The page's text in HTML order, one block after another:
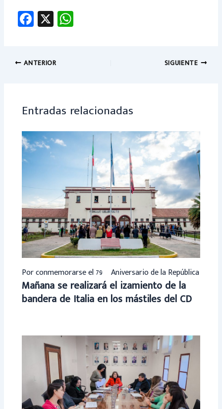
Fa
ce
o
X
ANTERIOR SIGUIENTE
Entradas relacionadas
Por conmemorarse el 79º Aniversario de la República
Mañana se realizará el izamiento de la
bandera de Italia en los mástiles del CD